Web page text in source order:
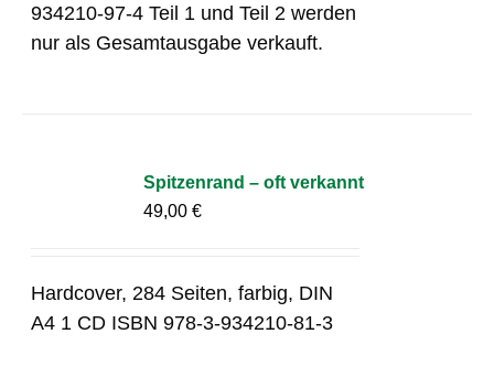
934210-97-4 Teil 1 und Teil 2 werden
nur als Gesamtausgabe verkauft.
Spitzenrand – oft verkannt
49,00€
Hardcover, 284 Seiten, farbig, DIN
A4 1 CD ISBN 978-3-934210-81-3